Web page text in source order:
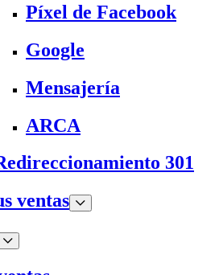
Píxel de Facebook
Google
Mensajería
ARCA
301
ventas